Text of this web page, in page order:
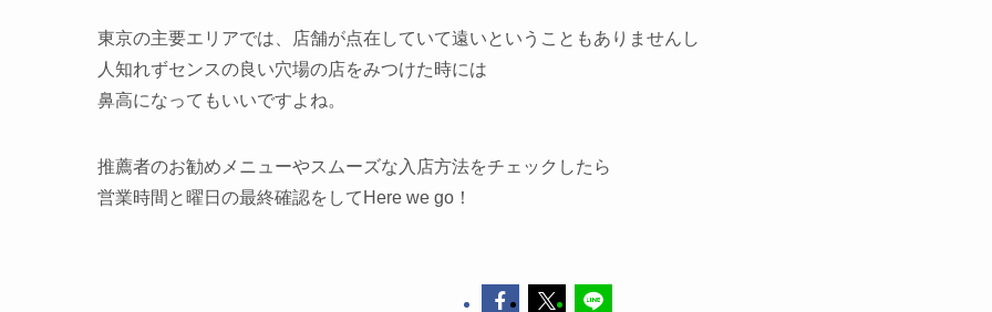
東京の主要エリアでは、店舗が点在していて遠いということもありませんし
人知れずセンスの良い穴場の店をみつけた時には
鼻高になってもいいですよね。
推薦者のお勧めメニューやスムーズな入店方法をチェックしたら
営業時間と曜日の最終確認をしてHere we go！